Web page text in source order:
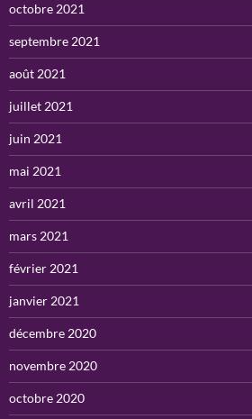
octobre 2021
septembre 2021
août 2021
juillet 2021
juin 2021
mai 2021
avril 2021
mars 2021
février 2021
janvier 2021
décembre 2020
novembre 2020
octobre 2020